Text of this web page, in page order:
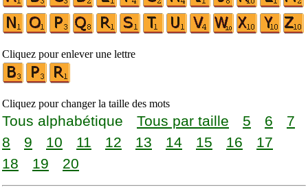
Cliquez pour enlever une lettre
Cliquez pour changer la taille des mots
Tous alphabétique Tous par taille 5 6
7
8
9 10 11 12 13 14 15 16
17
18
19 20